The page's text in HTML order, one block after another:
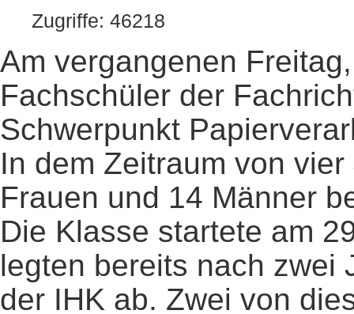
Zugriffe: 46218
Am vergangenen
Fachschüler der
Schwerpunkt
In dem Zeitraum von
Frauen und 14 Männer
Die Klasse startete am
legten bereits nach zwei
der IHK ab. Zwei von